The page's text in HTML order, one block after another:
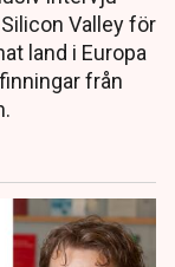
Valley för
land i Europa
från